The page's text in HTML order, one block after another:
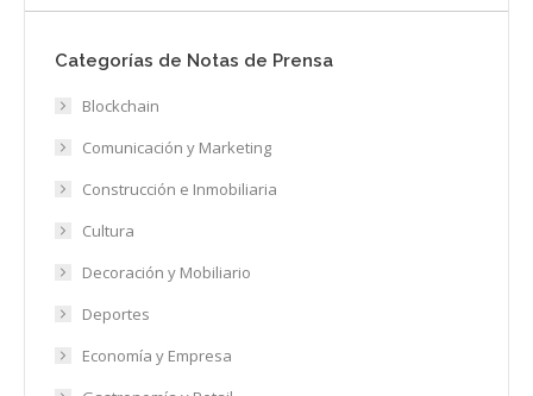
Categorías de Notas de Prensa
Blockchain
Comunicación y Marketing
Construcción e Inmobiliaria
Cultura
Decoración y Mobiliario
Deportes
Economía y Empresa